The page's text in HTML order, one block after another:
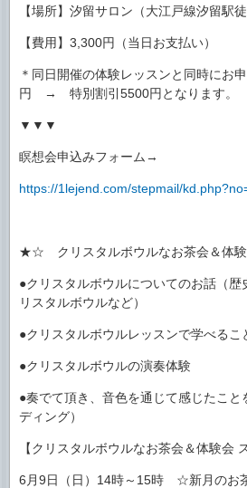
【場所】汐留サロン（大江戸線汐留駅
【費用】3,300円（当日お支払い）
＊同日開催の体験レッスンと同時にお
円 → 特別割引5500円となります。
▼▼▼
瞑想会申込みフォーム→
https://1lejend.com/stepmail/
★☆ クリスタルボウルなお茶会＆
●クリスタルボウルについてのお話（歴
リスタルボウルなど）
●クリスタルボウルレッスンで学べるこ
●クリスタルボウルの演奏体験
●奏でて頂き、音色を通じて感じたこと
ディング）
【クリスタルボウルなお茶会＆体験会
6月9日（日）14時～15時 ☆新月のお